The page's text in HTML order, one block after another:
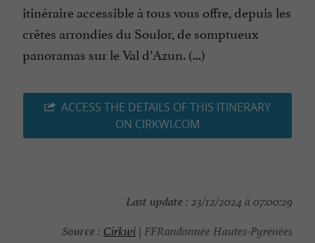
itinéraire accessible à tous vous offre, depuis les
crêtes arrondies du Soulor, de somptueux
panoramas sur le Val d’Azun. (...)
ACCESS THE DETAILS OF THIS ITINERARY
ON CIRKWI.COM
Last update : 23/12/2024 à 07:00:29
Source : Cirkwi | FFRandonnée Hautes-Pyrénées